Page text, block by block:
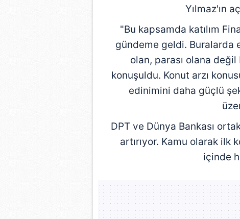
Yılmaz'ın
"Bu kapsamda katılım
gündeme geldi. Buralarda
olan, parası olana
konuşuldu. Konut arzı
edinimini daha güçlü
DPT ve Dünya Bankası
artırıyor. Kamu olarak
içinde